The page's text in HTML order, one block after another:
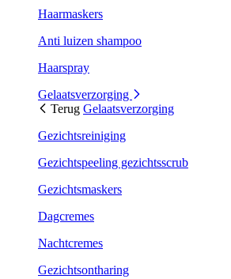
Haarmaskers
Anti luizen shampoo
Haarspray
Gelaatsverzorging
Terug Gelaatsverzorging
Gezichtsreiniging
Gezichtspeeling gezichtsscrub
Gezichtsmaskers
Dagcremes
Nachtcremes
Gezichtsontharing